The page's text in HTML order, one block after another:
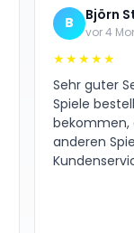
B Björn
vor 4
★★★★★
Sehr guter
Spiele
bekommen,
anderen